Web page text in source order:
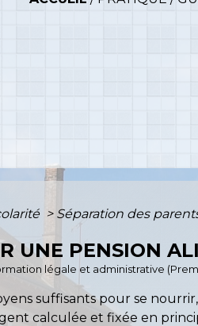
> Séparation des
UNE PENSION
légale et administrative
suffisants pour se
calculée et fixée en